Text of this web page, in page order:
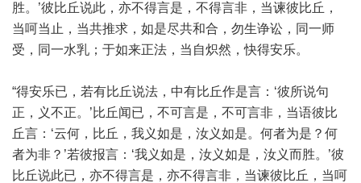
胜。’彼比丘说此，亦不得言是，不得言非，当谏彼比丘，
当呵当止，当共推求，如是尽共和合，勿生诤讼，同一师
受，同一水乳；于如来正法，当自炽然，快得安乐。
“得安乐已，若有比丘说法，中有比丘作是言：‘彼所说句
正，义不正。’比丘闻已，不可言是，不可言非，当语彼比
丘言：‘云何，比丘，我义如是，汝义如是。何者为是？何
者为非？’若彼报言：‘我义如是，汝义如是，汝义而胜。’彼
比丘说此已，亦不得言是，亦不得言非，当谏彼比丘，当呵